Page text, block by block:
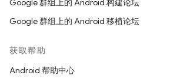
Google 群组上的 Android 构建论坛
Google 群组上的 Android 移植论坛
获取帮助
Android 帮助中心